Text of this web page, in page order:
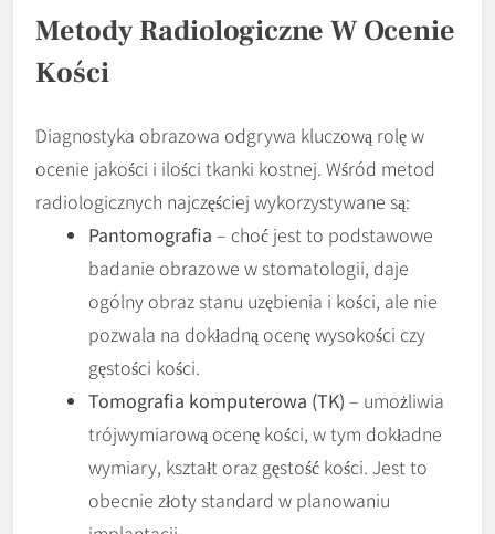
Metody Radiologiczne W Ocenie
Kości
Diagnostyka obrazowa odgrywa kluczową rolę w
ocenie jakości i ilości tkanki kostnej. Wśród metod
radiologicznych najczęściej wykorzystywane są:
Pantomografia – choć jest to podstawowe
badanie obrazowe w stomatologii, daje
ogólny obraz stanu uzębienia i kości, ale nie
pozwala na dokładną ocenę wysokości czy
gęstości kości.
Tomografia komputerowa (TK) – umożliwia
trójwymiarową ocenę kości, w tym dokładne
wymiary, kształt oraz gęstość kości. Jest to
obecnie złoty standard w planowaniu